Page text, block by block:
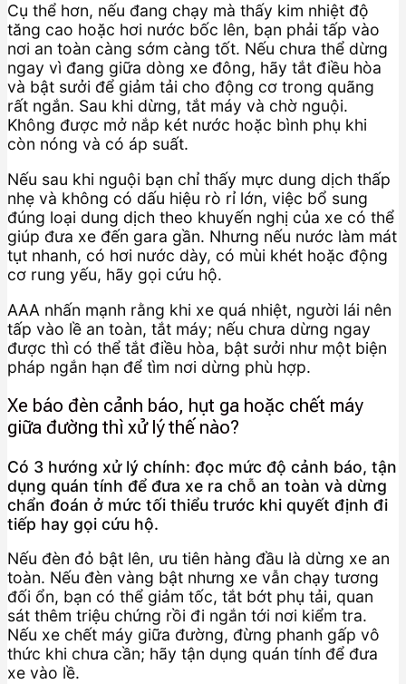
Cụ thể hơn, nếu đang chạy mà thấy kim nhiệt độ
tăng cao hoặc hơi nước bốc lên, bạn phải tấp vào
nơi an toàn càng sớm càng tốt. Nếu chưa thể dừng
ngay vì đang giữa dòng xe đông, hãy tắt điều hòa
và bật sưởi để giảm tải cho động cơ trong quãng
rất ngắn. Sau khi dừng, tắt máy và chờ nguội.
Không được mở nắp két nước hoặc bình phụ khi
còn nóng và có áp suất.
Nếu sau khi nguội bạn chỉ thấy mực dung dịch thấp
nhẹ và không có dấu hiệu rò rỉ lớn, việc bổ sung
đúng loại dung dịch theo khuyến nghị của xe có thể
giúp đưa xe đến gara gần. Nhưng nếu nước làm mát
tụt nhanh, có hơi nước dày, có mùi khét hoặc động
cơ rung yếu, hãy gọi cứu hộ.
AAA nhấn mạnh rằng khi xe quá nhiệt, người lái nên
tấp vào lề an toàn, tắt máy; nếu chưa dừng ngay
được thì có thể tắt điều hòa, bật sưởi như một biện
pháp ngắn hạn để tìm nơi dừng phù hợp.
Xe báo đèn cảnh báo, hụt ga hoặc chết máy
giữa đường thì xử lý thế nào?
Có 3 hướng xử lý chính: đọc mức độ cảnh báo, tận
dụng quán tính để đưa xe ra chỗ an toàn và dừng
chẩn đoán ở mức tối thiểu trước khi quyết định đi
tiếp hay gọi cứu hộ.
Nếu đèn đỏ bật lên, ưu tiên hàng đầu là dừng xe an
toàn. Nếu đèn vàng bật nhưng xe vẫn chạy tương
đối ổn, bạn có thể giảm tốc, tắt bớt phụ tải, quan
sát thêm triệu chứng rồi đi ngắn tới nơi kiểm tra.
Nếu xe chết máy giữa đường, đừng phanh gấp vô
thức khi chưa cần; hãy tận dụng quán tính để đưa
xe vào lề.